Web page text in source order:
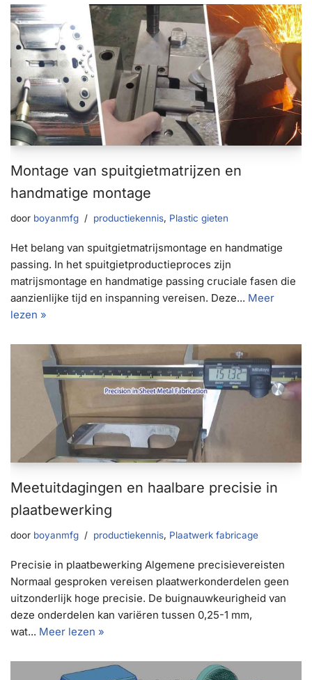
Montage van spuitgietmatrijzen en
handmatige montage
door boyanmfg productiekennis, Plastic gieten
Het belang van spuitgietmatrijsmontage en handmatige
passing. In het spuitgietproductieproces zijn
matrijsmontage en handmatige passing cruciale fasen die
aanzienlijke tijd en inspanning vereisen. Deze... Meer
lezen »
Meetuitdagingen en haalbare precisie in
plaatbewerking
door boyanmfg productiekennis, Plaatwerk fabricage
Precisie in plaatbewerking Algemene precisievereisten
Normaal gesproken vereisen plaatwerkonderdelen geen
uitzonderlijk hoge precisie. De buignauwkeurigheid van
deze onderdelen kan variëren tussen 0,25-1 mm,
wat... Meer lezen »